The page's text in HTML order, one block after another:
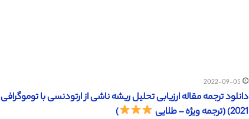
2022-09-05
دانلود ترجمه مقاله ارزیابی تحلیل ریشه ناشی از ارتودنسی با
2021) (ترجمه ویژه – طلایی
)